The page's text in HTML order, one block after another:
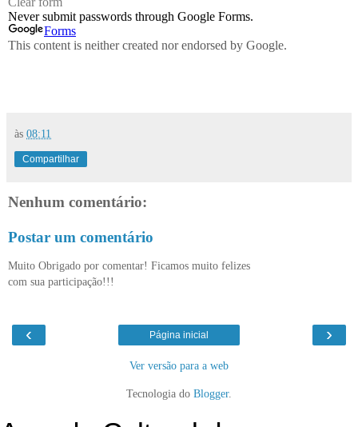
às 08:11
Compartilhar
Nenhum comentário:
Postar um comentário
Muito Obrigado por comentar! Ficamos muito felizes
com sua participação!!!
‹ ›
Página inicial
Ver versão para a web
Tecnologia do Blogger.